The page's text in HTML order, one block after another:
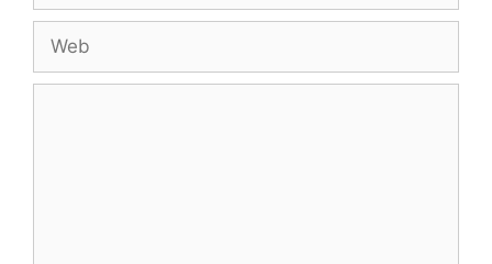
Web